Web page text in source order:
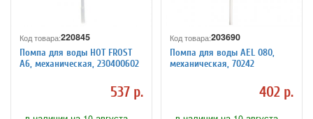
Код товара:220845
Помпа для воды HOT FROST
A6, механическая, 230400602
537 р.
Код товара:203690
Помпа для воды AEL 080,
механическая, 70242
402 р.